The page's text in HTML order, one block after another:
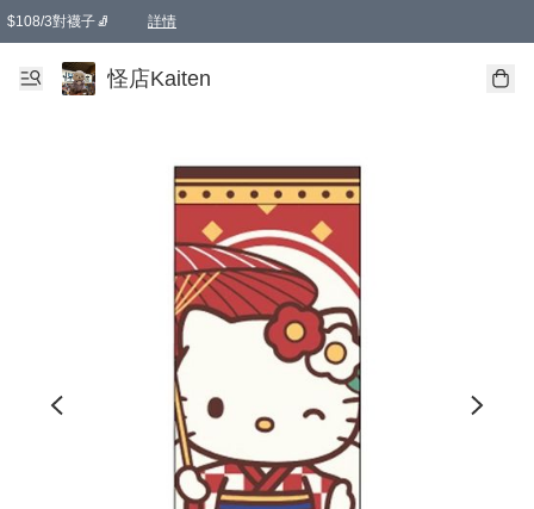
$108/3對襪子🧦 詳情
卡通傘☂️2把8折
購物滿 HKD 650.00即享免運費優惠！（適用於 本地送貨、本地取貨 )
怪店Kaiten